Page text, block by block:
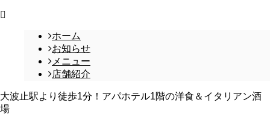
ホーム
お知らせ
メニュー
店舗紹介
大波止駅より徒歩1分！アパホテル1階の洋食＆イタリアン酒
場